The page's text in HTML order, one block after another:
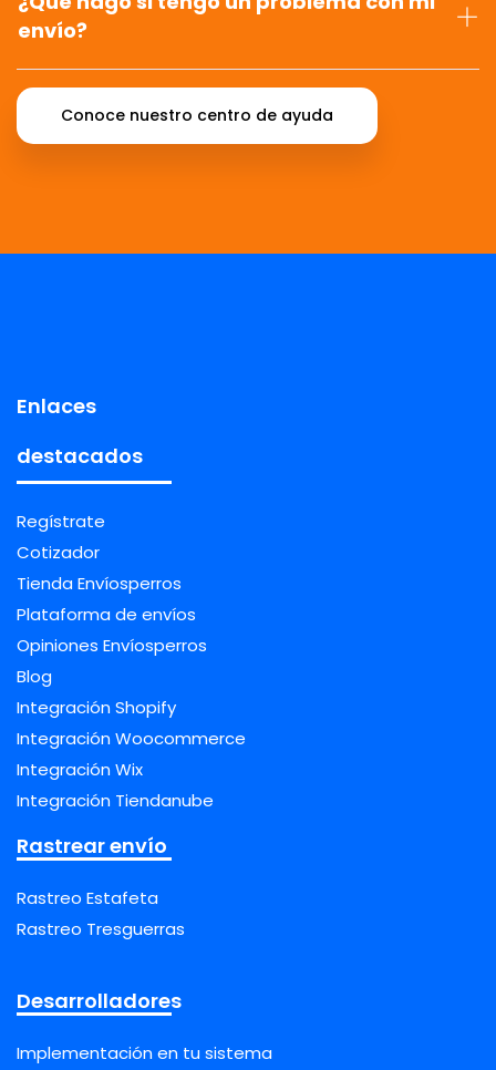
envío?
Conoce nuestro centro de ayuda
Enlaces
destacados
Regístrate
Cotizador
Tienda Envíosperros
Plataforma de envíos
Opiniones Envíosperros
Blog
Integración Shopify
Integración Woocommerce
Integración Wix
Integración Tiendanube
Rastrear envío
Rastreo Estafeta
Rastreo Tresguerras
Desarrolladores
Implementación en tu sistema